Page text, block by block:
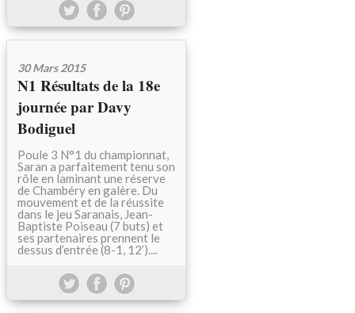
30 Mars 2015
N1 Résultats de la 18e
journée par Davy
Bodiguel
Poule 3 N°1 du championnat,
Saran a parfaitement tenu son
rôle en laminant une réserve
de Chambéry en galère. Du
mouvement et de la réussite
dans le jeu Saranais, Jean-
Baptiste Poiseau (7 buts) et
ses partenaires prennent le
dessus d’entrée (8-1, 12’)....